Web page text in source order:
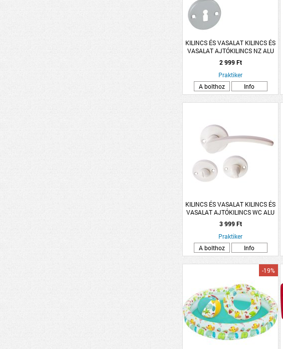
KILINCS ÉS VASALAT KILINCS ÉS
VASALAT AJTÓKILINCS NZ ALU
SZÜRKE LANA ROZETTÁS
2 999 Ft
Praktiker
A bolthoz
Info
KILINCS ÉS VASALAT KILINCS ÉS
VASALAT AJTÓKILINCS WC ALU
FEHÉR LANA ROZETTÁS
3 999 Ft
Praktiker
A bolthoz
Info
-19%